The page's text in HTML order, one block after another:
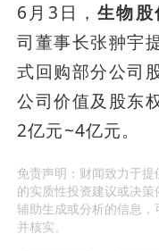
6月3日，生物
司董事长张翀宇
式回购部分公司
公司价值及股东
2亿元~4亿元。
免责声明：财闻致力于
的实质性投资建议或决
辅助生成或分析的信息
并核实。